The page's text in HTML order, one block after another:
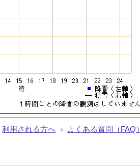
利用される方へ よくある質問（FAQ）